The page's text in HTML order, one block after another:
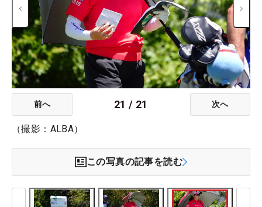
前へ 21 / 21 次へ
（撮影：ALBA）
この写真の記事を読む